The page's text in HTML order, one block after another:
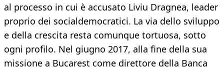
al processo in cui è accusato Liviu Dragnea, leader
proprio dei socialdemocratici. La via dello sviluppo
e della crescita resta comunque tortuosa, sotto
ogni profilo. Nel giugno 2017, alla fine della sua
missione a Bucarest come direttore della Banca